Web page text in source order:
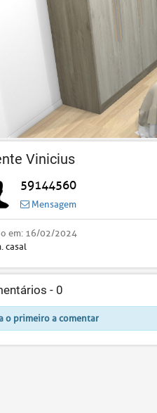
Vinicius
59144560
Mensagem
em: 16/02/2024
casal
- 0
o primeiro a comentar